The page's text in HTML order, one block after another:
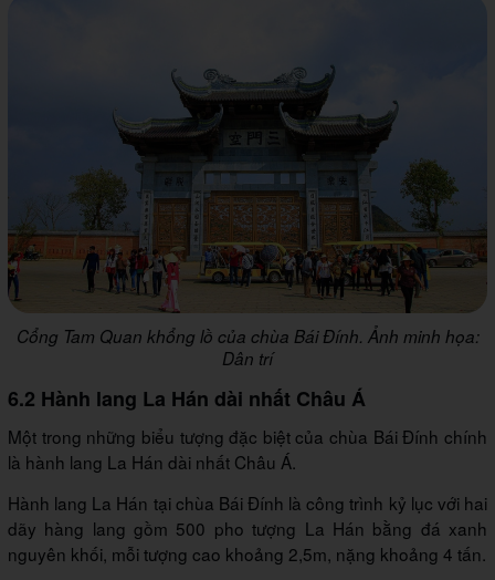
Cổng Tam Quan khổng lồ của chùa Bái Đính. Ảnh minh họa:
Dân trí
6.2 Hành lang La Hán dài nhất Châu Á
Một trong những biểu tượng đặc biệt của chùa Bái Đính chính
là hành lang La Hán dài nhất Châu Á.
Hành lang La Hán tại chùa Bái Đính là công trình kỷ lục với hai
dãy hàng lang gồm 500 pho tượng La Hán bằng đá xanh
nguyên khối, mỗi tượng cao khoảng 2,5m, nặng khoảng 4 tấn.